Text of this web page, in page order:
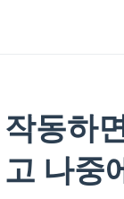
작동하
고 나중